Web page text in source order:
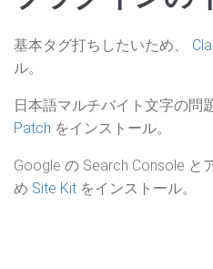
基本タグ打ちしたいため、
ル。
日本語マルチバイト文字の問
Patch をインストール。
Google の Search Console と
め Site Kit をインストール。